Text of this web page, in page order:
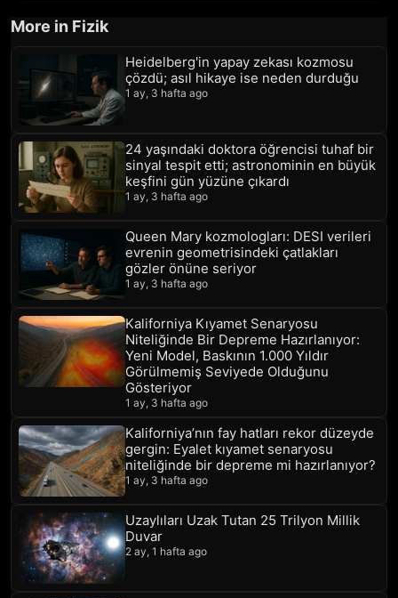
More in Fizik
Heidelberg'in yapay zekası kozmosu
çözdü; asıl hikaye ise neden durduğu
1 ay, 3 hafta ago
24 yaşındaki doktora öğrencisi tuhaf bir
sinyal tespit etti; astronominin en büyük
keşfini gün yüzüne çıkardı
1 ay, 3 hafta ago
Queen Mary kozmologları: DESI verileri
evrenin geometrisindeki çatlakları
gözler önüne seriyor
1 ay, 3 hafta ago
Kaliforniya Kıyamet Senaryosu
Niteliğinde Bir Depreme Hazırlanıyor:
Yeni Model, Baskının 1.000 Yıldır
Görülmemiş Seviyede Olduğunu
Gösteriyor
1 ay, 3 hafta ago
Kaliforniya’nın fay hatları rekor düzeyde
gergin: Eyalet kıyamet senaryosu
niteliğinde bir depreme mi hazırlanıyor?
1 ay, 3 hafta ago
Uzaylıları Uzak Tutan 25 Trilyon Millik
Duvar
2 ay, 1 hafta ago